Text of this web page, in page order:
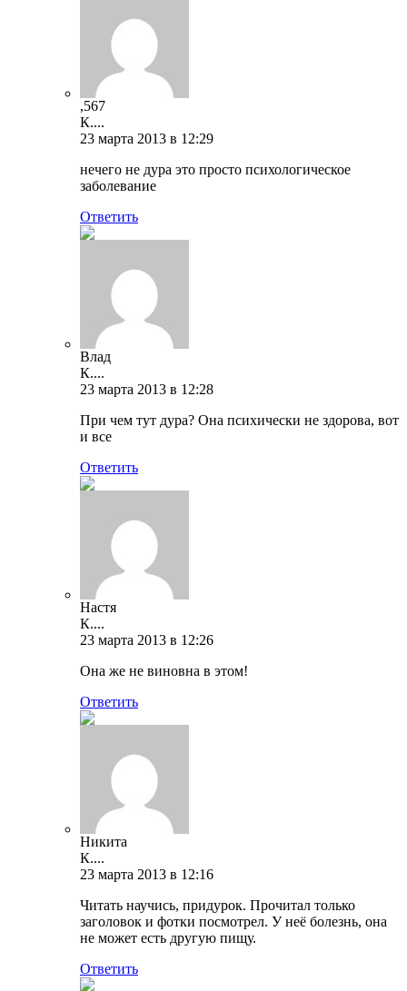
,567
К....
23 марта 2013 в 12:29
нечего не дура это просто психологическое
заболевание
Ответить
Влад
К....
23 марта 2013 в 12:28
При чем тут дура? Она психически не здорова, вот
и все
Ответить
Настя
К....
23 марта 2013 в 12:26
Она же не виновна в этом!
Ответить
Никита
К....
23 марта 2013 в 12:16
Читать научись, придурок. Прочитал только
заголовок и фотки посмотрел. У неё болезнь, она
не может есть другую пищу.
Ответить